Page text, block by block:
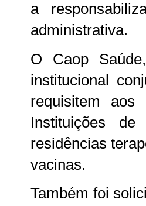
a
administrativa.
O Caop
institucional
requisitem
Instituições
residências
vacinas.
Também foi